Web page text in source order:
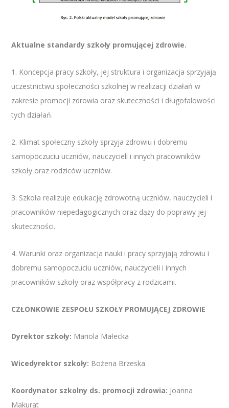
Aktualne standardy szkoły promującej zdrowie.
1. Koncepcja pracy szkoły, jej struktura i organizacja sprzyjają
uczestnictwu społeczności szkolnej w realizacji działań w
zakresie promocji zdrowia oraz skuteczności i długofalowości
tych działań.
2. Klimat społeczny szkoły sprzyja zdrowiu i dobremu
samopoczuciu uczniów, nauczycieli i innych pracowników
szkoły oraz rodziców uczniów.
3. Szkoła realizuje edukację zdrowotną uczniów, nauczycieli i
pracowników niepedagogicznych oraz dąży do poprawy jej
skuteczności.
4. Warunki oraz organizacja nauki i pracy sprzyjają zdrowiu i
dobremu samopoczuciu uczniów, nauczycieli i innych
pracowników szkoły oraz współpracy z rodzicami.
CZŁONKOWIE ZESPOŁU SZKOŁY PROMUJĄCEJ ZDROWIE
Dyrektor szkoły: Mariola Małecka
Wicedyrektor szkoły: Bożena Brzeska
Koordynator szkolny ds. promocji zdrowia: Joanna
Makurat